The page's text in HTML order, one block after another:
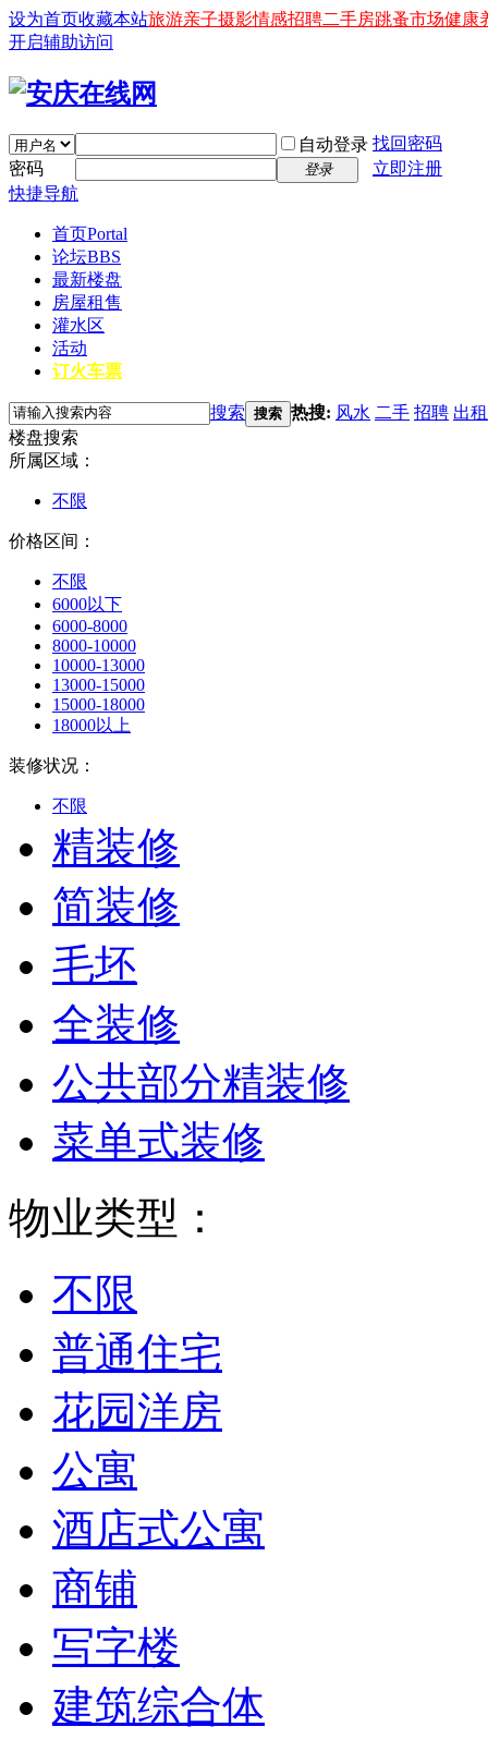
设为首页收藏本站旅游亲子摄影情感招聘二手房跳蚤市场健康
开启辅助访问
自动登录 找回密码
密码
登录
立即注册
快捷导航
首页Portal
论坛BBS
最新楼盘
房屋租售
灌水区
活动
订火车票
搜索 搜索 热搜: 风水 二手 招聘 出租
楼盘搜索
所属区域：
不限
价格区间：
不限
6000以下
6000-8000
8000-10000
10000-13000
13000-15000
15000-18000
18000以上
装修状况：
不限
精装修
简装修
毛坯
全装修
公共部分精装修
菜单式装修
物业类型：
不限
普通住宅
花园洋房
公寓
酒店式公寓
商铺
写字楼
建筑综合体